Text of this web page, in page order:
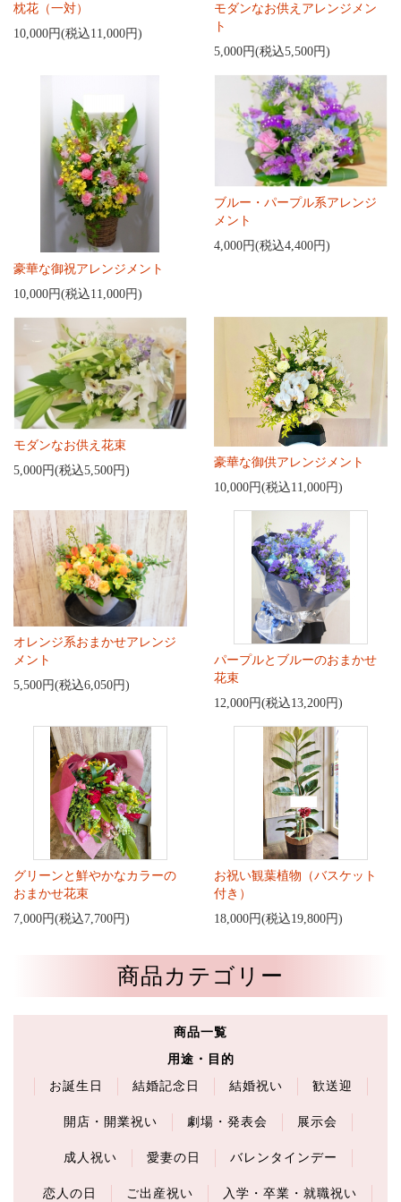
枕花（一対）
10,000円(税込11,000円)
モダンなお供えアレンジメン
ト
5,000円(税込5,500円)
豪華な御祝アレンジメント
10,000円(税込11,000円)
ブルー・パープル系アレンジ
メント
4,000円(税込4,400円)
モダンなお供え花束
5,000円(税込5,500円)
豪華な御供アレンジメント
10,000円(税込11,000円)
オレンジ系おまかせアレンジ
メント
5,500円(税込6,050円)
パープルとブルーのおまかせ
花束
12,000円(税込13,200円)
グリーンと鮮やかなカラーの
おまかせ花束
7,000円(税込7,700円)
お祝い観葉植物（バスケット
付き）
18,000円(税込19,800円)
商品カテゴリー
商品一覧
用途・目的
お誕生日
結婚記念日 結婚祝い 歓送迎
開店・開業祝い 劇場・発表会 展示会
成人祝い 愛妻の日 バレンタインデー
恋人の日 ご出産祝い 入学・卒業・就職祝い